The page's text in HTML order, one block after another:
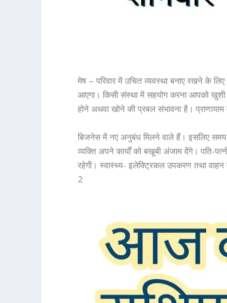
मेष – परिवार में उचित व्यवस्था बनाए रखने के
आएगा। किसी संस्था में सहयोग करना आपको खुशी
होने अथवा खोने की प्रबल संभावना है।
बिजनेस में नए अनुबंध मिलने वाले हैं। इसलिए समय
व्यक्ति अपने कार्यों को बखूबी अंजाम देंगे। पति-
रहेगी। स्वास्थ्य- इलेक्ट्रिकल उपकरण तथा
2